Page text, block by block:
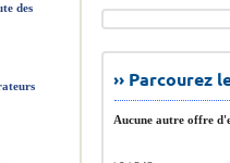
››
Aucune autre offre
des